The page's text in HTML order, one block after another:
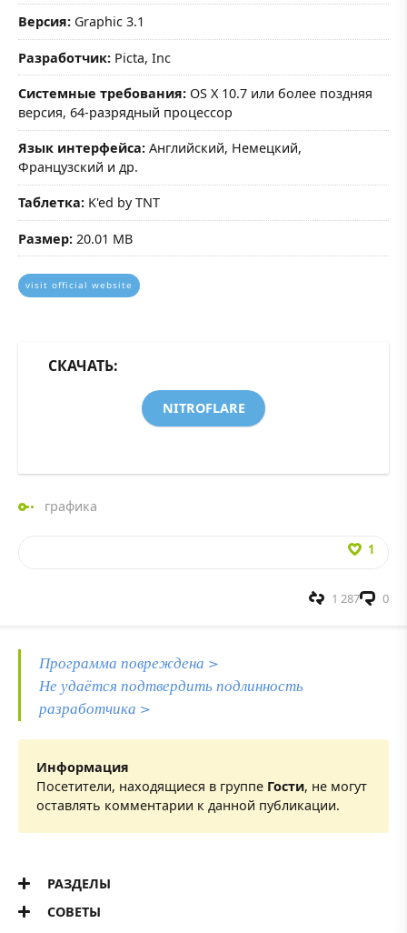
Версия: Graphic 3.1
Разработчик: Picta, Inc
Системные требования: OS X 10.7 или более поздняя
версия, 64-разрядный процессор
Язык интерфейса: Английский, Немецкий,
Французский и др.
Таблетка: K'ed by TNT
Размер: 20.01 MB
visit official website
СКАЧАТЬ:
NITROFLARE
графика
1
0
1 287
Программа повреждена >
Не удаётся подтвердить подлинность
разработчика >
Информация
Посетители, находящиеся в группе Гости, не могут
оставлять комментарии к данной публикации.
РАЗДЕЛЫ
СОВЕТЫ